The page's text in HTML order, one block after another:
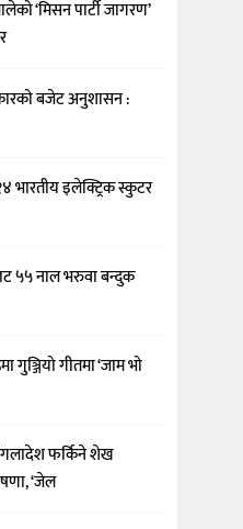
‘मिसन पार्टी जागरण’
बजेट अनुशासन :
भारतीय इलेक्ट्रिक स्कुटर
५५ नाल भरुवा बन्दुक
गुञ्जियो गीतमा ‘जाम भो
फर्किने शेख
‘जेल